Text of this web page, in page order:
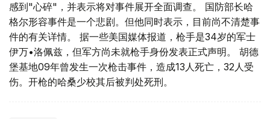
感到"心碎"，并表示将对事件展开全面调查。 国防部长哈
格尔形容事件是一个悲剧。但他同时表示，目前尚不清楚事
件的有关详情。 据一些美国媒体报道，枪手是34岁的军士
伊万•洛佩兹，但军方尚未就枪手身份发表正式声明。 胡德
堡基地09年曾发生一次枪击事件，造成13人死亡，32人受
伤。开枪的哈桑少校其后被判处死刑。